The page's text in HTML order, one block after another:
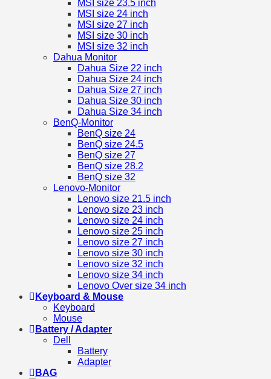
MSI size 23.5 inch
MSI size 24 inch
MSI size 27 inch
MSI size 30 inch
MSI size 32 inch
Dahua Monitor
Dahua Size 22 inch
Dahua Size 24 inch
Dahua Size 27 inch
Dahua Size 30 inch
Dahua Size 34 inch
BenQ-Monitor
BenQ size 24
BenQ size 24.5
BenQ size 27
BenQ size 28.2
BenQ size 32
Lenovo-Monitor
Lenovo size 21.5 inch
Lenovo size 23 inch
Lenovo size 24 inch
Lenovo size 25 inch
Lenovo size 27 inch
Lenovo size 30 inch
Lenovo size 32 inch
Lenovo size 34 inch
Lenovo Over size 34 inch
Keyboard & Mouse
Keyboard
Mouse
Battery / Adapter
Dell
Battery
Adapter
BAG